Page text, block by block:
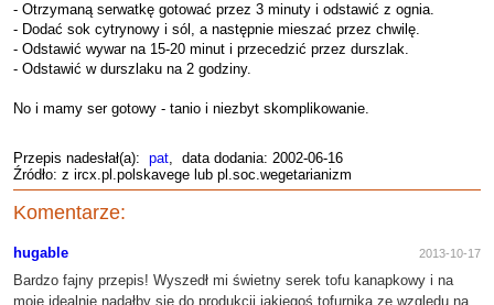
- Otrzymaną serwatkę gotować przez 3 minuty i odstawić z ognia.
- Dodać sok cytrynowy i sól, a następnie mieszać przez chwilę.
- Odstawić wywar na 15-20 minut i przecedzić przez durszlak.
- Odstawić w durszlaku na 2 godziny.
No i mamy ser gotowy - tanio i niezbyt skomplikowanie.
Przepis nadesłał(a): pat, data dodania: 2002-06-16
Źródło: z ircx.pl.polskavege lub pl.soc.wegetarianizm
Komentarze:
hugable 2013-10-17
Bardzo fajny przepis! Wyszedł mi świetny serek tofu kanapkowy i na
moje idealnie nadałby się do produkcji jakiegoś tofurnika ze względu na